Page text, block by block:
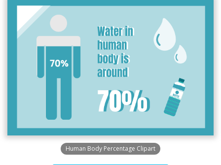
Human Body Percentage Clipart